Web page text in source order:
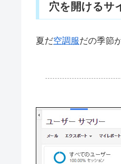
穴を開けるサ
夏だ空調服だの季節